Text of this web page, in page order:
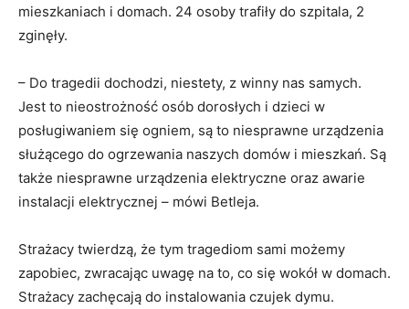
mieszkaniach i domach. 24 osoby trafiły do szpitala, 2
zginęły.
– Do tragedii dochodzi, niestety, z winny nas samych.
Jest to nieostrożność osób dorosłych i dzieci w
posługiwaniem się ogniem, są to niesprawne urządzenia
służącego do ogrzewania naszych domów i mieszkań. Są
także niesprawne urządzenia elektryczne oraz awarie
instalacji elektrycznej – mówi Betleja.
Strażacy twierdzą, że tym tragediom sami możemy
zapobiec, zwracając uwagę na to, co się wokół w domach.
Strażacy zachęcają do instalowania czujek dymu.